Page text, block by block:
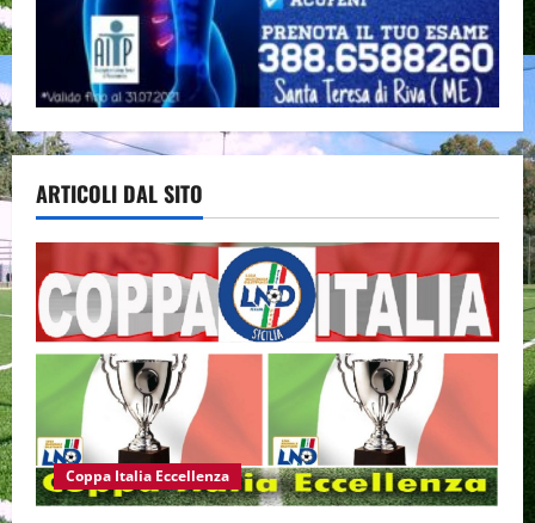
ARTICOLI DAL SITO
Coppa Italia Eccellenza